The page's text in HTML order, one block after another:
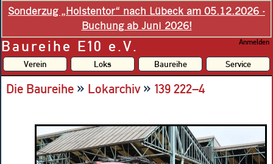
Sonderzug „Holstentor“ nach Lübeck am 05.12.2026 -
Buchung ab Juni 2026!
Baureihe E10 e.V. Anmelden
Verein Loks Baureihe Service
Die Baureihe » Lokarchiv» 139 222–4